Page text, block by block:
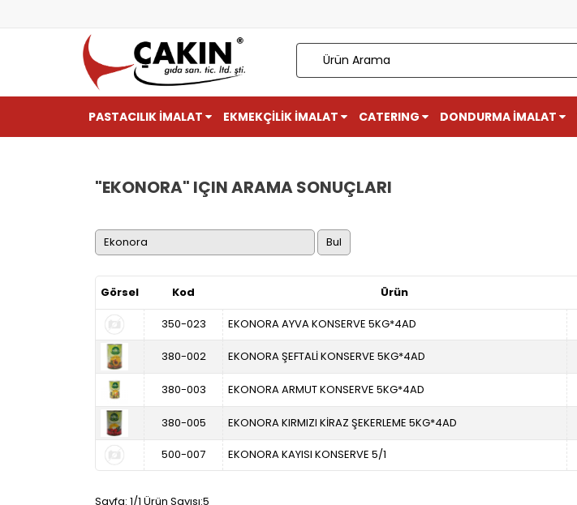
PASTACILIK İMALAT EKMEKÇİLİK İMALAT CATERING DONDURMA İMALAT
"EKONORA" IÇIN ARAMA SONUÇLARI
Görsel Kod Ürün
350-023 EKONORA AYVA KONSERVE 5KG*4AD
380-002 EKONORA ŞEFTALİ KONSERVE 5KG*4AD
380-003 EKONORA ARMUT KONSERVE 5KG*4AD
380-005 EKONORA KIRMIZI KİRAZ ŞEKERLEME 5KG*4AD
500-007 EKONORA KAYISI KONSERVE 5/1
Sayfa: 1/1 Ürün Sayısı:5